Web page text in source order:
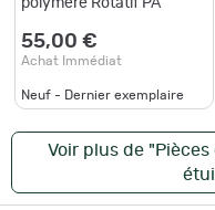
55,00 €
Achat Immédiat
Neuf - Dernier exemplaire
Voir plus de